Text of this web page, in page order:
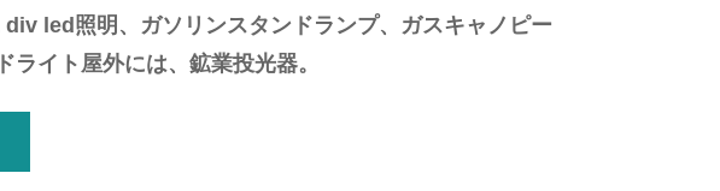
led照明、ガソリンスタンドランプ、ガスキャノピー
イト屋外には、鉱業投光器。